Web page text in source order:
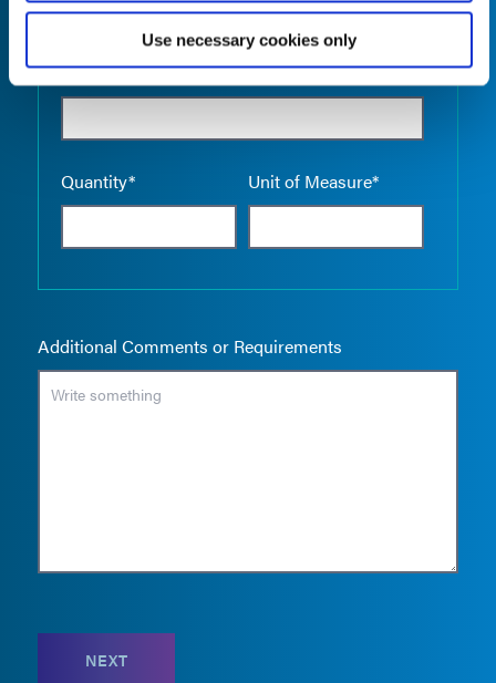
Use necessary cookies only
Product Name*
Quantity* Unit of Measure*
Empty
Additional Comments or Requirements
NEXT